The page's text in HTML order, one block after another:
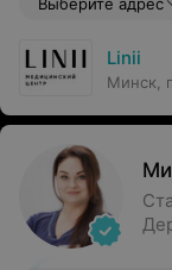
Linii
Минск,